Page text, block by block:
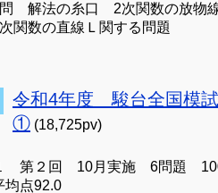
解法の糸口 2次関数の放物
関数の直線Ｌ関する問題
令和4年度 駿台全国模
① (18,725pv)
第２回 10月実施 6問題
点92.0